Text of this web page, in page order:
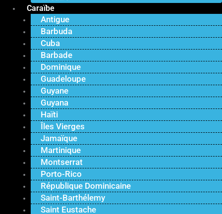
Caraïbe
Antigue
Barbuda
Cuba
Barbade
Dominique
Guadeloupe
Guyane
Guyana
Haïti
Îles Vierges
Jamaïque
Martinique
Montserrat
Porto-Rico
République Dominicaine
Saint-Barthélemy
Saint Eustache